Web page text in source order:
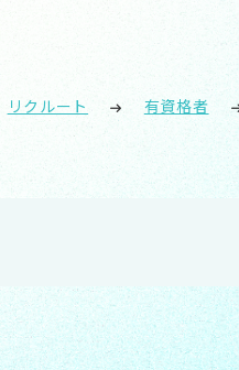
リクルート 有資格者